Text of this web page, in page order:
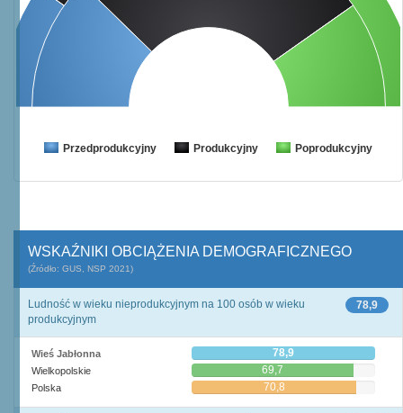
Przedprodukcyjny Produkcyjny Poprodukcyjny
WSKAŹNIKI OBCIĄŻENIA DEMOGRAFICZNEGO
(Źródło: GUS, NSP 2021)
78,9
Ludność w wieku nieprodukcyjnym na 100 osób w wieku
produkcyjnym
Wieś Jabłonna 78,9
Wielkopolskie 69,7
Polska 70,8